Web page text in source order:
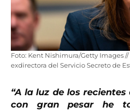
Foto: Kent Nishimura/Getty Images
exdirectora del Servicio Secreto de
“A la luz de los
con gran pesar he